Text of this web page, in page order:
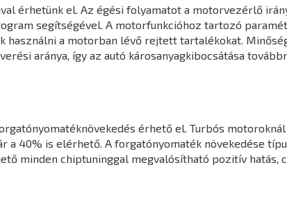
érhetünk el. Az égési folyamatot a motorvezérlő
segítségével. A motorfunkcióhoz tartozó
használni a motorban lévő rejtett tartalékokat.
aránya, így az autó károsanyagkibocsátása
érhető el. Turbós motoroknál
a 40% is elérhető. A forgatónyomaték növekedése
minden chiptuninggal megvalósítható pozitív hatás,